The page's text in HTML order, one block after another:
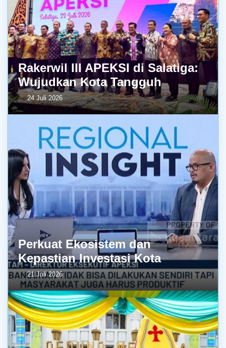
Rakerwil III APEKSI di Salatiga:
Wujudkan Kota Tangguh
24 Juli 2026
Perkuat Ekosistem dan
Kepastian Investasi Kota
21 Juli 2026